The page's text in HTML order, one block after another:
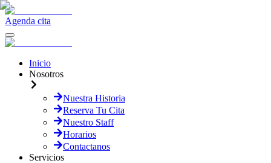
Agenda cita
Inicio
Nosotros
Nuestra Historia
Reserva Tu Cita
Nuestro Staff
Horarios
Contactanos
Servicios